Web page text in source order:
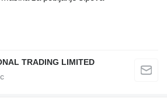
TRADING LIMITED